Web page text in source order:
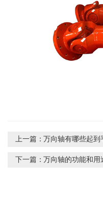
上一篇：万向轴有哪些起到
下一篇：万向轴的功能和用